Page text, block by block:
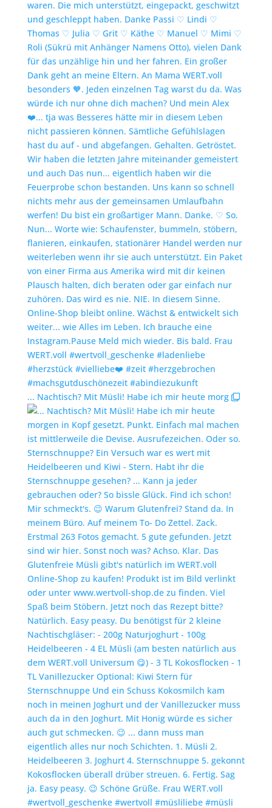
... Nachtisch? Mit Müsli! Habe ich mir heute morg